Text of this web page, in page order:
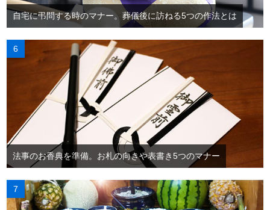
自宅に弔問する時のマナー。葬儀後に訪ねる5つの作法とは
法事のお香典を準備。お札の向きや表書き5つのマナー